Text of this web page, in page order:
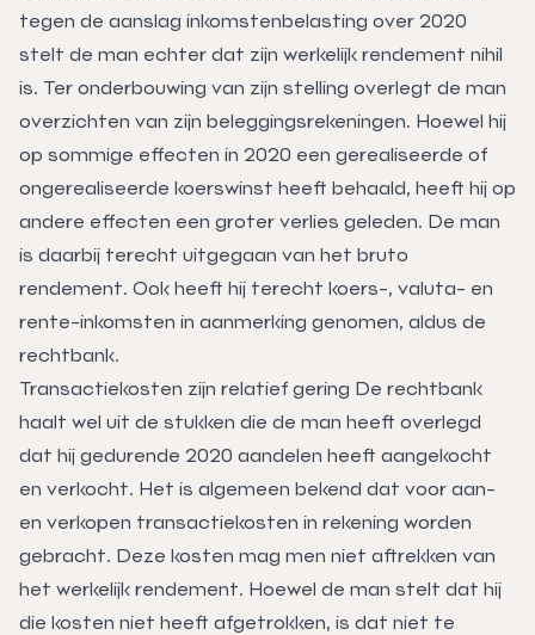
tegen de aanslag inkomstenbelasting over 2020
stelt de man echter dat zijn werkelijk rendement nihil
is. Ter onderbouwing van zijn stelling overlegt de man
overzichten van zijn beleggingsrekeningen. Hoewel hij
op sommige effecten in 2020 een gerealiseerde of
ongerealiseerde koerswinst heeft behaald, heeft hij op
andere effecten een groter verlies geleden. De man
is daarbij terecht uitgegaan van het bruto
rendement. Ook heeft hij terecht koers-, valuta- en
rente-inkomsten in aanmerking genomen, aldus de
rechtbank.
Transactiekosten zijn relatief gering De rechtbank
haalt wel uit de stukken die de man heeft overlegd
dat hij gedurende 2020 aandelen heeft aangekocht
en verkocht. Het is algemeen bekend dat voor aan-
en verkopen transactiekosten in rekening worden
gebracht. Deze kosten mag men niet aftrekken van
het werkelijk rendement. Hoewel de man stelt dat hij
die kosten niet heeft afgetrokken, is dat niet te